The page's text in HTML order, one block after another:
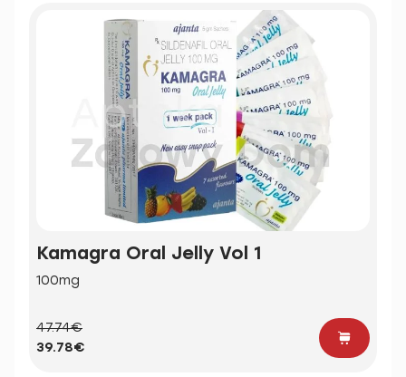
Kamagra Oral Jelly Vol 1
100mg
47.74€
39.78€